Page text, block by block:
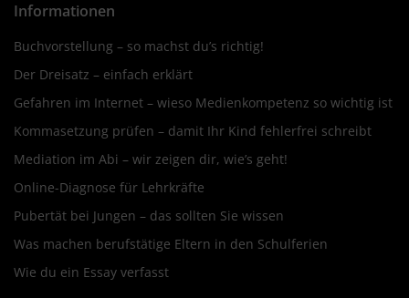
Informationen
Buchvorstellung – so machst du’s richtig!
Der Dreisatz – einfach erklärt
Gefahren im Internet – wieso Medienkompetenz so wichtig ist
Kommasetzung prüfen – damit Ihr Kind fehlerfrei schreibt
Mediation im Abi – wir zeigen dir, wie’s geht!
Online-Diagnose für Lehrkräfte
Pubertät bei Jungen – das sollten Sie wissen
Was machen berufstätige Eltern in den Schulferien
Wie du ein Essay verfasst